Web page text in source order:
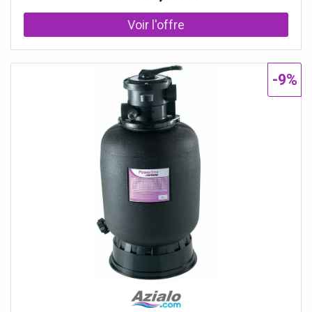
protection. Robuste grille anti-volatiles (conforme aux
normes UNI ISO 13857) Réalisé avec des anneaux d'aciers
résistance dans le temps contre les agents
atmosphériques et salinité Inarrêtable Le plus puissant:
jusqu'à 3800 m³/h. Nous résoudrons ton problème. Tu
peux en etre sure. Pour chaque mesures.... Toujours une
Solution... Choisi le diamètre de ton conduit de cheminée
externe ( pas celui interne) dans le menu à déroulement
Facile à monter avec vis externe de serrage Je rendrais
ton extracteur immuable dans le temps Différence entre
les modèles Gemi? BASE PRO ACIER CUIVRE ANNÉE DE
GARANTIE 3 6 8 10 PUISSANCE D'ASPIRATION (x1000
M³/H) 2.5 3.8 3.8 3.8 RÉSISTANT JUSQU À... (°C) 300 700
700 700 MOTEUR CLASSE H POUR HAUTES
TEMPÉRATURES BORNE SÉCURISÉE CÂBLÉE À L'
EXTÉRIEUR STRUCTURE EXTERNE EN ACIER INOX AISI
304 VENTILATEUR EN ACIER INOX AISI 304 HAUTE
RÉSISTANCE À LA CORROSION ASPIRATEUR PLAQUE
VERRE CUIVRE Sûre et certifié Depuis 1983, attention à ta
polymères pour créer un
-9%